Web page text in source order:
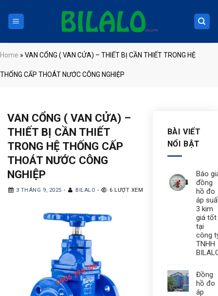
content
Home » VAN CỔNG ( VAN CỬA) – THIẾT BỊ CẦN THIẾT TRONG HỆ
THỐNG CẤP THOÁT NƯỚC CÔNG NGHIỆP
VAN CỔNG ( VAN CỬA) –
THIẾT BỊ CẦN THIẾT
TRONG HỆ THỐNG CẤP
THOÁT NƯỚC CÔNG
NGHIỆP
3 THÁNG 9, 2025 - BILALO - 6 LƯỢT XEM
BÀI VIẾT
NỔI BẬT
Báo
đồng
hồ đo
áp
3 kim
giá tốt
tại
công
TNHH
Đồng
hồ đo
áp